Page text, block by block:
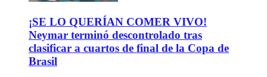
¡SE LO QUERÍAN COMER VIVO!
Neymar terminó descontrolado tras
clasificar a cuartos de final de la Copa de
Brasil